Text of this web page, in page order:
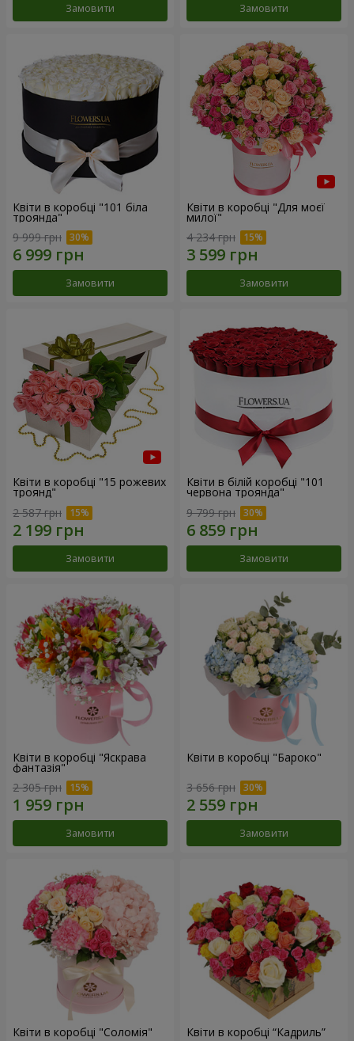
Замовити Замовити
Квіти в коробці "101 біла
троянда"
9 999 грн
Замовити
Квіти в коробці "Для моєї
милої"
4 234 грн
Замовити
Квіти в коробці "15 рожевих
троянд"
2 587 грн
Замовити
Квіти в білій коробці "101
червона троянда"
9 799 грн
Замовити
Квіти в коробці "Яскрава
фантазія"
2 305 грн
Замовити
Квіти в коробці "Бароко"
3 656 грн
Замовити
Квіти в коробці "Соломія" Квіти в коробці “Кадриль”